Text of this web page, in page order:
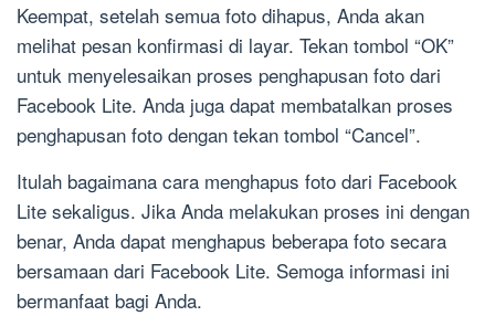
Keempat, setelah semua foto dihapus, Anda akan
melihat pesan konfirmasi di layar. Tekan tombol “OK”
untuk menyelesaikan proses penghapusan foto dari
Facebook Lite. Anda juga dapat membatalkan proses
penghapusan foto dengan tekan tombol “Cancel”.
Itulah bagaimana cara menghapus foto dari Facebook
Lite sekaligus. Jika Anda melakukan proses ini dengan
benar, Anda dapat menghapus beberapa foto secara
bersamaan dari Facebook Lite. Semoga informasi ini
bermanfaat bagi Anda.